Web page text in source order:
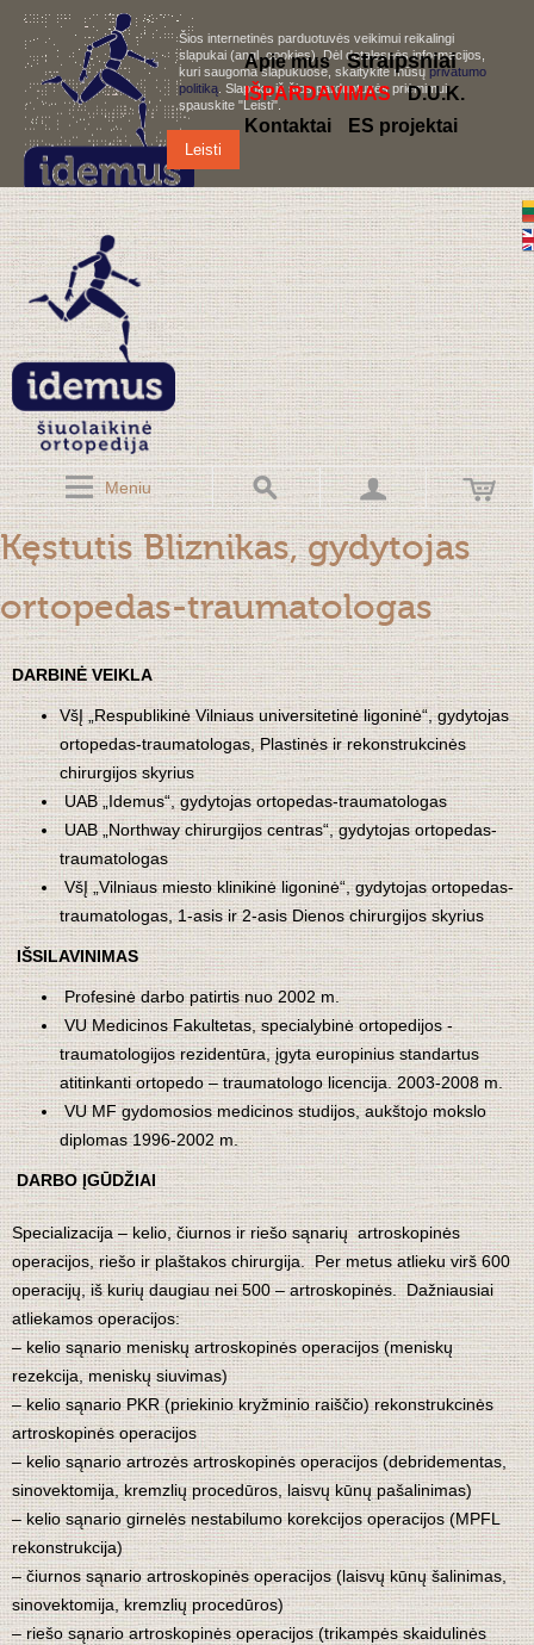
Šios internetinės parduotuvės veikimui reikalingi
slapukai (angl. cookies). Dėl detalesnės informacijos,
kuri saugoma slapukuose, skaitykite mūsųprivatumo
politiką . Slapukų iš šios parduotuvės priėmimui,
spauskite "Leisti".
Leisti
Meniu
Apie mus Straipsniai
IŠPARDAVIMAS
D.U.K.
Kontaktai
ES projektai
Kęstutis Bliznikas, gydytojas
ortopedas-traumatologas
DARBINĖ VEIKLA
VšĮ „Respublikinė Vilniaus universitetinė ligoninė“, gydytojas
ortopedas-traumatologas, Plastinės ir rekonstrukcinės
chirurgijos skyrius
UAB „Idemus“, gydytojas ortopedas-traumatologas
UAB „Northway chirurgijos centras“, gydytojas ortopedas-
traumatologas
VšĮ „Vilniaus miesto klinikinė ligoninė“, gydytojas ortopedas-
traumatologas, 1-asis ir 2-asis Dienos chirurgijos skyrius
IŠSILAVINIMAS
Profesinė darbo patirtis nuo 2002 m.
VU Medicinos Fakultetas, specialybinė ortopedijos -
traumatologijos rezidentūra, įgyta europinius standartus
atitinkanti ortopedo – traumatologo licencija. 2003-2008 m.
VU MF gydomosios medicinos studijos, aukštojo mokslo
diplomas 1996-2002 m.
DARBO ĮGŪDŽIAI
Specializacija – kelio, čiurnos ir riešo sąnarių artroskopinės
operacijos, riešo ir plaštakos chirurgija. Per metus atlieku virš 600
operacijų, iš kurių daugiau nei 500 – artroskopinės. Dažniausiai
atliekamos operacijos:
– kelio sąnario meniskų artroskopinės operacijos (meniskų
rezekcija, meniskų siuvimas)
– kelio sąnario PKR (priekinio kryžminio raiščio) rekonstrukcinės
artroskopinės operacijos
– kelio sąnario artrozės artroskopinės operacijos (debridementas,
sinovektomija, kremzlių procedūros, laisvų kūnų pašalinimas)
– kelio sąnario girnelės nestabilumo korekcijos operacijos (MPFL
rekonstrukcija)
– čiurnos sąnario artroskopinės operacijos (laisvų kūnų šalinimas,
sinovektomija, kremzlių procedūros)
– riešo sąnario artroskopinės operacijos (trikampės skaidulinės